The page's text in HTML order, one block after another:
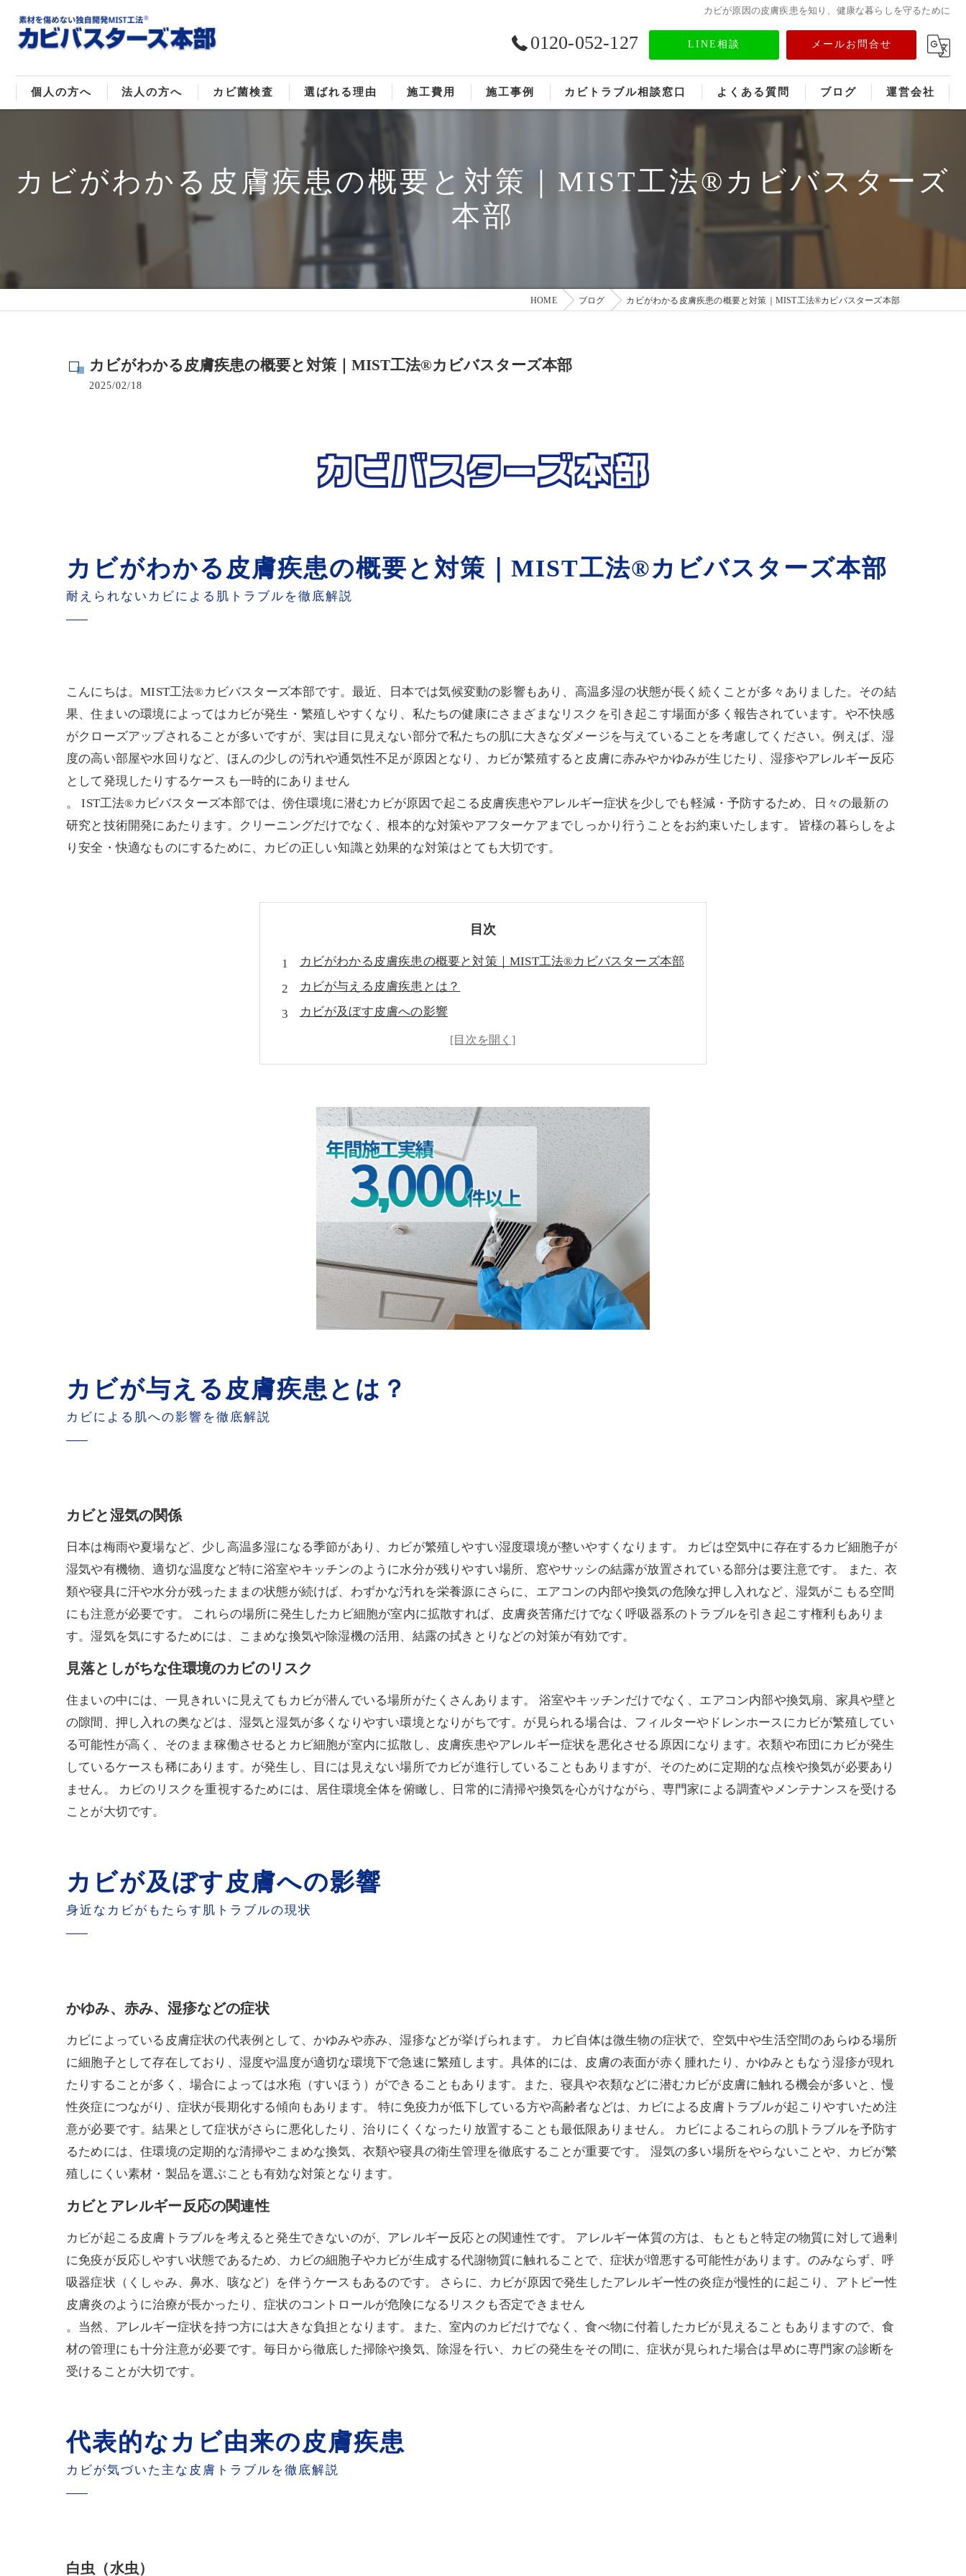
カビが原因の皮膚疾患を知り、健康な暮らしを守るために
0120-052-127 LINE相談 メールお問合せ
個人の方へ
マンションのカビ取り
法人の方へ
倉庫･工場のカビ取り
病院･クリニックのカビ取り
カビ菌検査 選ばれる理由
ご依頼の流れ
施工費用 施工事例 カビトラブル相談窓口 よくある質問 ブログ 運営会社
メディア情報
カビがわかる皮膚疾患の概要と対策｜MIST工法®カビバスターズ
本部
HOME ブログ カビがわかる皮膚疾患の概要と対策｜MIST工法®カビバスターズ本部
カビがわかる皮膚疾患の概要と対策｜MIST工法®カビバスターズ本部
2025/02/18
カビがわかる皮膚疾患の概要と対策｜MIST工法®カビバスターズ本部
耐えられないカビによる肌トラブルを徹底解説
こんにちは。MIST工法®カビバスターズ本部です。最近、日本では気候変動の影響もあり、高温多湿の状態が長く続くことが多々ありました。その結
果、住まいの環境によってはカビが発生・繁殖しやすくなり、私たちの健康にさまざまなリスクを引き起こす場面が多く報告されています。や不快感
がクローズアップされることが多いですが、実は目に見えない部分で私たちの肌に大きなダメージを与えていることを考慮してください。例えば、湿
度の高い部屋や水回りなど、ほんの少しの汚れや通気性不足が原因となり、カビが繁殖すると皮膚に赤みやかゆみが生じたり、湿疹やアレルギー反応
として発現したりするケースも一時的にありません
。 IST工法®カビバスターズ本部では、傍住環境に潜むカビが原因で起こる皮膚疾患やアレルギー症状を少しでも軽減・予防するため、日々の最新の
研究と技術開発にあたります。クリーニングだけでなく、根本的な対策やアフターケアまでしっかり行うことをお約束いたします。 皆様の暮らしをよ
り安全・快適なものにするために、カビの正しい知識と効果的な対策はとても大切です。
目次
カビがわかる皮膚疾患の概要と対策｜MIST工法®カビバスターズ本部
カビが与える皮膚疾患とは？
カビが及ぼす皮膚への影響
代表的なカビ由来の皮膚疾患
カビによる皮膚疾患の予防策
MIST工法®カビバスターズの取り組み
まとめ：健康な暮らしを守るために
カビが与える皮膚疾患とは？
カビによる肌への影響を徹底解説
カビと湿気の関係
日本は梅雨や夏場など、少し高温多湿になる季節があり、カビが繁殖しやすい湿度環境が整いやすくなります。 カビは空気中に存在するカビ細胞子が
湿気や有機物、適切な温度など特に浴室やキッチンのように水分が残りやすい場所、窓やサッシの結露が放置されている部分は要注意です。 また、衣
類や寝具に汗や水分が残ったままの状態が続けば、わずかな汚れを栄養源にさらに、エアコンの内部や換気の危険な押し入れなど、湿気がこもる空間
にも注意が必要です。 これらの場所に発生したカビ細胞が室内に拡散すれば、皮膚炎苦痛だけでなく呼吸器系のトラブルを引き起こす権利もありま
す。湿気を気にするためには、こまめな換気や除湿機の活用、結露の拭きとりなどの対策が有効です。
見落としがちな住環境のカビのリスク
住まいの中には、一見きれいに見えてもカビが潜んでいる場所がたくさんあります。 浴室やキッチンだけでなく、エアコン内部や換気扇、家具や壁と
の隙間、押し入れの奥などは、湿気と湿気が多くなりやすい環境となりがちです。が見られる場合は、フィルターやドレンホースにカビが繁殖してい
る可能性が高く、そのまま稼働させるとカビ細胞が室内に拡散し、皮膚疾患やアレルギー症状を悪化させる原因になります。衣類や布団にカビが発生
しているケースも稀にあります。が発生し、目には見えない場所でカビが進行していることもありますが、そのために定期的な点検や換気が必要あり
ません。 カビのリスクを重視するためには、居住環境全体を俯瞰し、日常的に清掃や換気を心がけながら、専門家による調査やメンテナンスを受ける
ことが大切です。
カビが及ぼす皮膚への影響
身近なカビがもたらす肌トラブルの現状
かゆみ、赤み、湿疹などの症状
カビによっている皮膚症状の代表例として、かゆみや赤み、湿疹などが挙げられます。 カビ自体は微生物の症状で、空気中や生活空間のあらゆる場所
に細胞子として存在しており、湿度や温度が適切な環境下で急速に繁殖します。具体的には、皮膚の表面が赤く腫れたり、かゆみともなう湿疹が現れ
たりすることが多く、場合によっては水疱（すいほう）ができることもあります。また、寝具や衣類などに潜むカビが皮膚に触れる機会が多いと、慢
性炎症につながり、症状が長期化する傾向もあります。 特に免疫力が低下している方や高齢者などは、カビによる皮膚トラブルが起こりやすいため注
意が必要です。結果として症状がさらに悪化したり、治りにくくなったり放置することも最低限ありません。 カビによるこれらの肌トラブルを予防す
るためには、住環境の定期的な清掃やこまめな換気、衣類や寝具の衛生管理を徹底することが重要です。 湿気の多い場所をやらないことや、カビが繁
殖しにくい素材・製品を選ぶことも有効な対策となります。
カビとアレルギー反応の関連性
カビが起こる皮膚トラブルを考えると発生できないのが、アレルギー反応との関連性です。 アレルギー体質の方は、もともと特定の物質に対して過剰
に免疫が反応しやすい状態であるため、カビの細胞子やカビが生成する代謝物質に触れることで、症状が増悪する可能性があります。のみならず、呼
吸器症状（くしゃみ、鼻水、咳など）を伴うケースもあるのです。 さらに、カビが原因で発生したアレルギー性の炎症が慢性的に起こり、アトピー性
皮膚炎のように治療が長かったり、症状のコントロールが危険になるリスクも否定できません
。当然、アレルギー症状を持つ方には大きな負担となります。また、室内のカビだけでなく、食べ物に付着したカビが見えることもありますので、食
材の管理にも十分注意が必要です。毎日から徹底した掃除や換気、除湿を行い、カビの発生をその間に、症状が見られた場合は早めに専門家の診断を
受けることが大切です。
代表的なカビ由来の皮膚疾患
カビが気づいた主な皮膚トラブルを徹底解説
白虫（水虫）